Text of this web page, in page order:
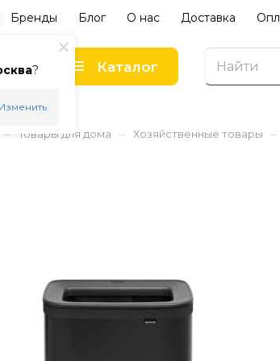
?
Изменить
Бренды Блог О нас Доставка
Каталог
– Товары для дома – Хозяйственные товары –